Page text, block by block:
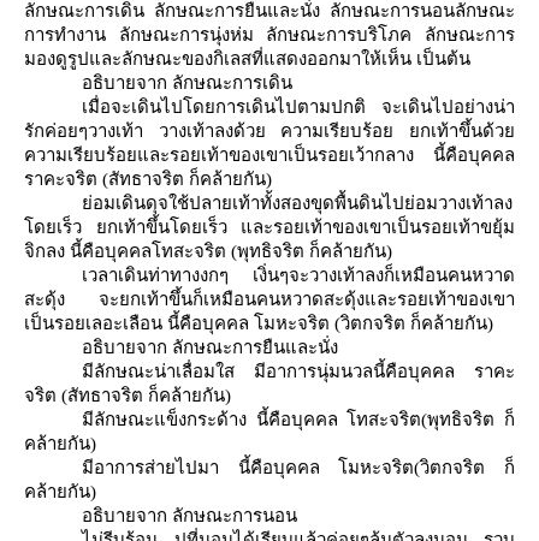
ลักษณะการเดิน ลักษณะการยืนและนั่ง ลักษณะการนอนลักษณะ
การทำงาน ลักษณะการนุ่งห่ม ลักษณะการบริโภค ลักษณะการ
มองดูรูปและลักษณะของกิเลสที่แสดงออกมาให้เห็น เป็นต้น
อธิบายจาก ลักษณะการเดิน
เมื่อจะเดินไปโดยการเดินไปตามปกติ จะเดินไปอย่างน่า
รักค่อยๆวางเท้า วางเท้าลงด้วย ความเรียบร้อย ยกเท้าขึ้นด้ว
ความเรียบร้อยและรอยเท้าของเขาเป็นรอยเว้ากลาง นี้คือบุคคล
ราคะจริต (สัทธาจริต ก็คล้ายกัน)
่อมเดินดุจใช้ปลายเท้าทั้งสองขุดพื้นดินไปย่อมวางเท้าลง
ดยเร็ว ยกเท้าขึ้นโดยเร็ว และรอยเท้าของเขาเป็นรอยเท้าขยุ้ม
จิกลง นี้คือบุคคลโทสะจริต (พุทธิจริต ก็คล้ายกัน)
เวลาเดินท่าทางงกๆ เงิ่นๆจะวางเท้าลงก็เหมือนคนหวาด
สะดุ้ง จะยกเท้าขึ้นก็เหมือนคนหวาดสะดุ้งและรอยเท้าของเขา
เป็นรอยเลอะเลือน นี้คือบุคคล โมหะจริต (วิตกจริต ก็คล้ายกัน)
อธิบายจาก ลักษณะการยืนและนั่ง
มีลักษณะน่าเลื่อมใส มีอาการนุ่มนวลนี้คือบุคคล ราคะ
จริต (สัทธาจริต ก็คล้ายกัน)
มีลักษณะแข็งกระด้าง นี้คือบุคคล โทสะจริต(พุทธิจริต ก็
คล้ายกัน)
มีอาการส่ายไปมา นี้คือบุคคล โมหะจริต(วิตกจริต ก็
คล้ายกัน)
อธิบายจาก ลักษณะการนอน